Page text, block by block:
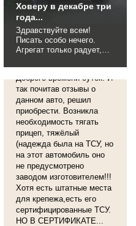
Ховеру в декабре три
года...
Здравствуйте всем!
Писать особо нечего.
Агрегат только радует,
отказов не было. Имелась
одна неприятность,
связанная с окислением
клемм проводов
аккумулятора. Вылечил
за 2030 минут. Снял
провода и аккумулятор,
почистил смазал
солидолом установил на
место. Да была еще
одна...
Отзыв о Great Wall
Доброго времени суток! И
так почитав отзывы о
данном авто, решил
приобрести. Возникла
необходимость тягать
прицеп, тяжёлый
(надежда была на ТСУ, но
на этот автомобиль оно
не предусмотрено
заводом изготовителем!!!
Хотя есть штатные места
для крепежа,есть его
сертифицированные ТСУ.
НО В СЕРТИФИКАТЕ...